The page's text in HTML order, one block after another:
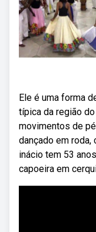
Ele é uma forma
típica da região
movimentos de
dançado em roda,
inácio tem 53
capoeira em